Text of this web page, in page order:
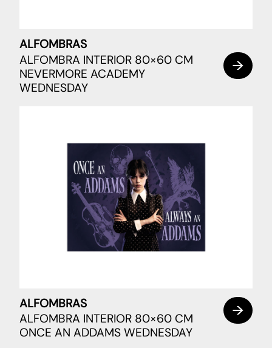
ALFOMBRAS
ALFOMBRA INTERIOR 80×60 CM
NEVERMORE ACADEMY
WEDNESDAY
ALFOMBRAS
ALFOMBRA INTERIOR 80×60 CM
ONCE AN ADDAMS WEDNESDAY